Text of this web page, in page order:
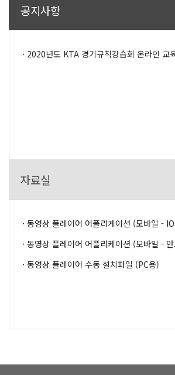
- 오픈강좌 수 : 6강
공지사항
2020년도 KTA 경기규칙강습회 온라인 교
자료실
동영상 플레이어 어플리케이션 (모바일 -
동영상 플레이어 어플리케이션 (모바일 -
동영상 플레이어 수동 설치파일 (PC용)